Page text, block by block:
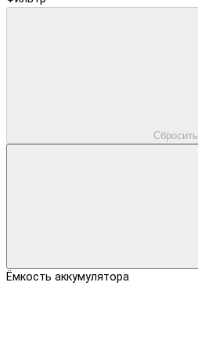
Сбросить
Ёмкость аккумулятора